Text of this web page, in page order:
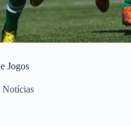
Jogos
Notícias